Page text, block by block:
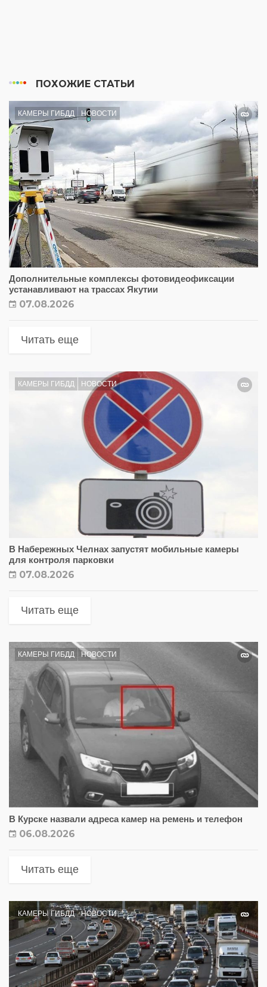
ПОХОЖИЕ СТАТЬИ
КАМЕРЫ ГИБДД НОВОСТИ
Дополнительные комплексы фотовидеофиксации
устанавливают на трассах Якутии
07.08.2026
Читать еще
КАМЕРЫ ГИБДД НОВОСТИ
В Набережных Челнах запустят мобильные камеры
для контроля парковки
07.08.2026
Читать еще
КАМЕРЫ ГИБДД НОВОСТИ
В Курске назвали адреса камер на ремень и телефон
06.08.2026
Читать еще
КАМЕРЫ ГИБДД НОВОСТИ